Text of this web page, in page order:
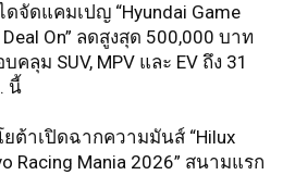
ดจัดแคมเปญ “Hyundai Game
Deal On” ลดสูงสุด 500,000 บาท
คลุม SUV, MPV และ EV ถึง 31
นี้
ยต้าเปิดฉากความมันส์ “Hilux
Racing Mania 2026” สนามแรก